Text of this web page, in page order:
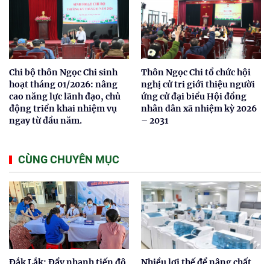
Chi bộ thôn Ngọc Chi sinh
hoạt tháng 01/2026: nâng
cao năng lực lãnh đạo, chủ
động triển khai nhiệm vụ
ngay từ đầu năm.
Thôn Ngọc Chi tổ chức hội
nghị cử tri giới thiệu người
ứng cử đại biểu Hội đồng
nhân dân xã nhiệm kỳ 2026
– 2031
CÙNG CHUYÊN MỤC